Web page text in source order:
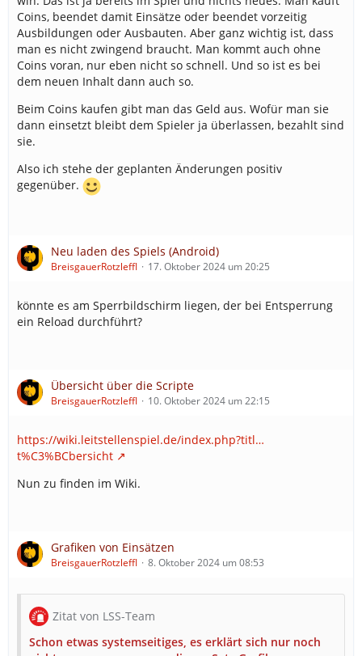
Coins, beendet damit Einsätze oder beendet vorzeitig
Ausbildungen oder Ausbauten. Aber ganz wichtig ist, dass
man es nicht zwingend braucht. Man kommt auch ohne
Coins voran, nur eben nicht so schnell. Und so ist es bei
dem neuen Inhalt dann auch so.
Beim Coins kaufen gibt man das Geld aus. Wofür man sie
dann einsetzt bleibt dem Spieler ja überlassen, bezahlt sind
sie.
Also ich stehe der geplanten Änderungen positiv
gegenüber.
Neu laden des Spiels (Android)
BreisgauerRotzleffl 17. Oktober 2024 um 20:25
könnte es am Sperrbildschirm liegen, der bei Entsperrung
ein Reload durchführt?
Übersicht über die Scripte
BreisgauerRotzleffl 10. Oktober 2024 um 22:15
https://wiki.leitstellenspiel.de/index.php?titl…
t%C3%BCbersicht
Nun zu finden im Wiki.
Grafiken von Einsätzen
BreisgauerRotzleffl 8. Oktober 2024 um 08:53
Zitat von LSS-Team
Schon etwas systemseitiges, es erklärt sich nur noch